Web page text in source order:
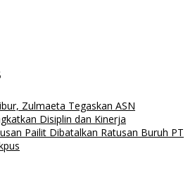
Zulmaeta Tegaskan ASN
Disiplin dan Kinerja
Pailit Dibatalkan Ratusan Buruh PT